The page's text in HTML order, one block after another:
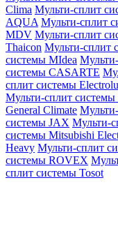
Clima Мульти-сплит
AQUA Мульти-сплит
MDV Мульти-сплит
Thaicon Мульти-сплит
системы MIdea
системы CASARTE
сплит системы
Мульти-сплит системы
General Climate
системы JAX Мульти-
системы Mitsubishi
Heavy Мульти-сплит
системы ROVEX
сплит системы Tosot